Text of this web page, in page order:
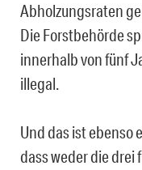
Abholzungsraten
Die Forstbehörde
innerhalb von fünf
illegal.
Und das ist ebenso
dass weder die drei